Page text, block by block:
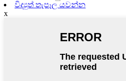
විද්‍යුත් තැපෑල යවන්න
x